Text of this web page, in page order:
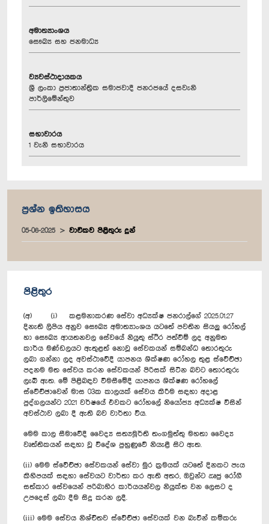
අමාත්‍යාංශය
සෞඛ්‍ය සහ ජනමාධ්‍ය
ව්‍යවස්ථාදායකය
ශ්‍රී ලංකා ප්‍රජාතාන්ත්‍රික සමාජවාදී ජනරජයේ දසවැනි
පාර්ලිමේන්තුව
සභාවාරය
1 වැනි සභාවාරය
ප්‍රශ්න ඉතිහාසය
05-06-2025 වාචිකව පිළිතුරු දුන්
පිළිතුර
(අ) (i) කළමනාකරණ සේවා අධ්‍යක්ෂ ජනරාල්ගේ 2025.01.27
දිනැති ලිපිය අනුව සෞඛ්‍ය අමාත්‍යාංශය යටතේ පවතින සියලු රෝහල්
හා සෞඛ්‍ය ආයතනවල සේවයේ නියුතු ස්ථිර පත්වීම් ලද අනුමත
කාර්ය මණ්ඩලයට ඇතුළත් නොවූ සේවකයන් සම්බන්ධ තොරතුරු
ලබා ගන්නා ලද අවස්ථාවේදී යාපනය ශික්ෂණ රෝහල තුළ ස්වේච්ඡා
පදනම මත සේවය කරන සේවකයන් පිරිසක් සිටින බවට තොරතුරු
ලැබී ඇත. මේ පිළිබඳව විමසීමේදී යාපනය ශික්ෂණ රෝහලේ
ස්වේච්ඡාවෙන් මාස 03ක කාලයක් සේවය කිරීම සඳහා අදාළ
පුද්ගලයන්ට 2021 වර්ෂයේ එවකට රෝහලේ නියෝජ්‍ය අධ්‍යක්ෂ විසින්
අවස්ථාව ලබා දී ඇති බව වාර්තා විය.
මෙම කාල සීමාවේදී වෛද්‍ය සත්‍යමූර්ති තංගමුත්තු මහතා වෛද්‍ය
වෘත්තිකයන් සඳහා වූ විදේශ පුහුණුවේ නියැළී සිට ඇත.
(ii) මෙම ස්වේච්ඡා සේවකයන් සේවා මුර ක්‍රමයක් යටතේ දිනකට පැය
කිහිපයක් සඳහා සේවයට වාර්තා කර ඇති අතර, ඔවුන්ට ඍජු රෝගී
සත්කාර සේවයෙන් පරිබාහිර කාර්යයන්වල නියුක්ත වන ලෙසට ද
උපදෙස් ලබා දීම සිදු කරන ලදී.
(iii) මෙම සේවය නිශ්චිතව ස්වේච්ඡා සේවයක් වන බැවින් කම්කරු